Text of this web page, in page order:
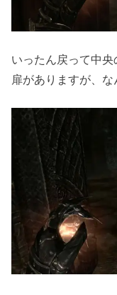
いったん戻って中
扉がありますが、な